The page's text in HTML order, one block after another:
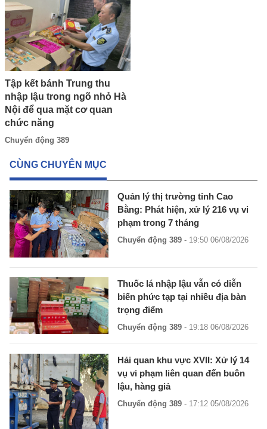
Tập kết bánh Trung thu
nhập lậu trong ngõ nhỏ Hà
Nội để qua mặt cơ quan
chức năng
Chuyển động 389
CÙNG CHUYÊN MỤC
Quản lý thị trường tỉnh Cao
Bằng: Phát hiện, xử lý 216 vụ vi
phạm trong 7 tháng
Chuyển động 389 - 19:50 06/08/2026
Thuốc lá nhập lậu vẫn có diễn
biến phức tạp tại nhiều địa bàn
trọng điểm
Chuyển động 389 - 19:18 06/08/2026
Hải quan khu vực XVII: Xử lý 14
vụ vi phạm liên quan đến buôn
lậu, hàng giả
Chuyển động 389 - 17:12 05/08/2026